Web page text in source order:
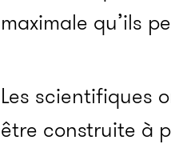
maximale qu’ils
Les scientifiques
être construite à